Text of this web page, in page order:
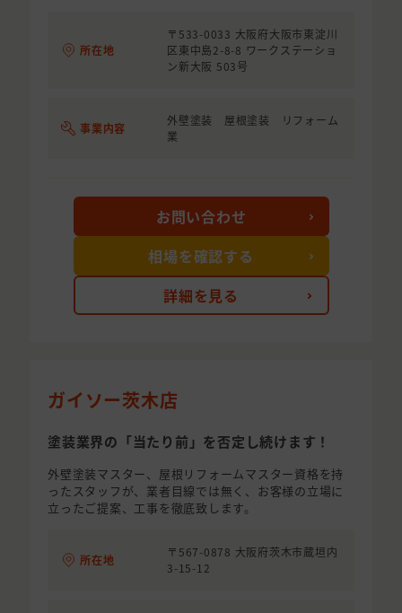
所在地
〒533-0033 大阪府大阪市東淀川
区東中島2-8-8 ワークステーショ
ン新大阪 503号
事業内容
外壁塗装 屋根塗装 リフォーム
業
詳細を見る
お問い合わせ
相場を確認する
ガイソー茨木店
塗装業界の「当たり前」を否定し続けます！
外壁塗装マスター、屋根リフォームマスター資格を持
ったスタッフが、業者目線では無く、お客様の立場に
立ったご提案、工事を徹底致します。
所在地
〒567-0878 大阪府茨木市蔵垣内
3-15-12